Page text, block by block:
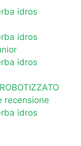
eidros
idros
idros
recensione
idros